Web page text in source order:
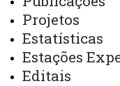
Projetos
Estatísticas
Estações
Editais
Costa
Antonio Carlos
Arlindo Fabrício